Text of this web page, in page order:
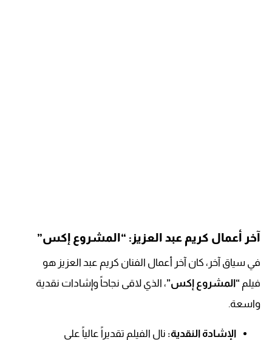
آخر أعمال كريم عبد العزيز: “المشروع إكس”
في سياق آخر، كان آخر أعمال الفنان كريم عبد العزيز هو
فيلم “المشروع إكس”، الذي لاقى نجاحاً وإشادات نقدية
واسعة.
الإشادة النقدية: نال الفيلم تقديراً عالياً على